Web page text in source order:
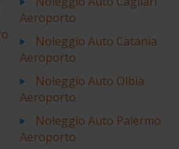
Aeroporto
Noleggio Auto Catania
Aeroporto
Noleggio Auto Olbia
Aeroporto
Noleggio Auto Palermo
Aeroporto